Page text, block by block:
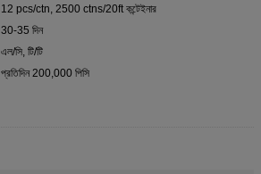
12 pcs/ctn, 2500 ctns/20ft কন্টেইনার
30-35 দিন
এল/সি, টি/টি
প্রতিদিন 200,000 পিসি